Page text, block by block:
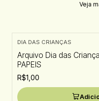
Veja
DIA DAS CRIANÇAS
Arquivo Dia das
PAPEIS
R$1,00